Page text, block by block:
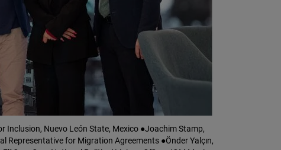
Inclusion, Nuevo León State, Mexico ●Joachim Stamp,
Representative for Migration Agreements ●Önder Yalçın,
Embed
Google
Maps
Cloudinary